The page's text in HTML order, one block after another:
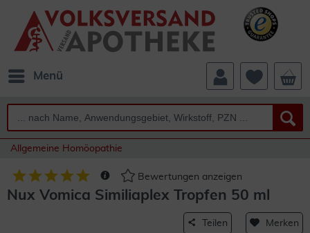
Menü
Allgemeine Homöopathie
Bewertungen anzeigen
Nux Vomica Similiaplex Tropfen 50 ml
Teilen Merken